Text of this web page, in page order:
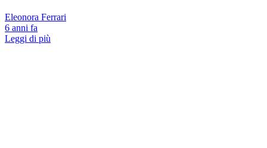
Eleonora Ferrari
6 anni fa
Leggi di più